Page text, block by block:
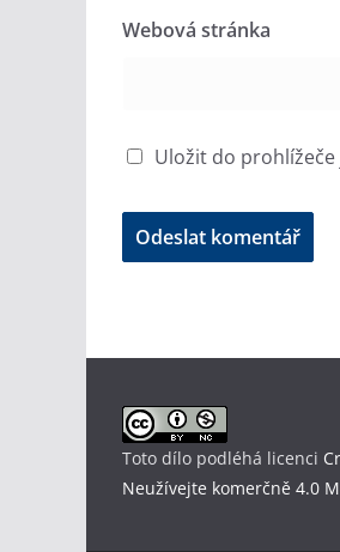
Webová stránka
Uložit do
Toto dílo podléhá licenci
Neužívejte komerčně 4.0